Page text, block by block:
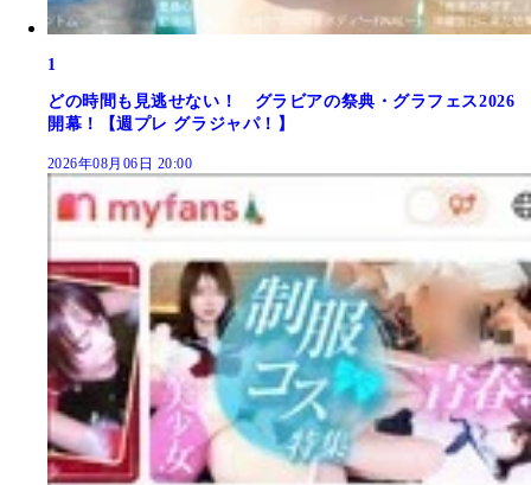
1
どの時間も見逃せない！ グラビアの祭典・グラフェス2026
開幕！【週プレ グラジャパ！】
2026年08月06日 20:00